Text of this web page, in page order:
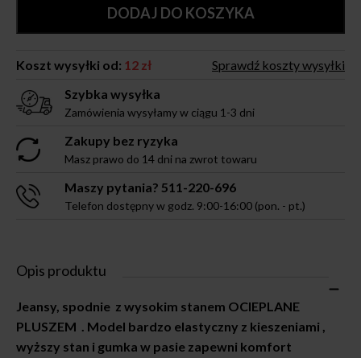
DODAJ DO KOSZYKA
Koszt wysyłki od: 12 zł
Sprawdź koszty wysyłki
Szybka wysyłka
Zamówienia wysyłamy w ciągu 1-3 dni
Zakupy bez ryzyka
Masz prawo do 14 dni na zwrot towaru
Maszy pytania? 511-220-696
Telefon dostępny w godz. 9:00-16:00 (pon. - pt.)
Opis produktu
Jeansy, spodnie z wysokim stanem OCIEPLANE
PLUSZEM . Model bardzo elastyczny z kieszeniami ,
wyższy stan i gumka w pasie zapewni komfort